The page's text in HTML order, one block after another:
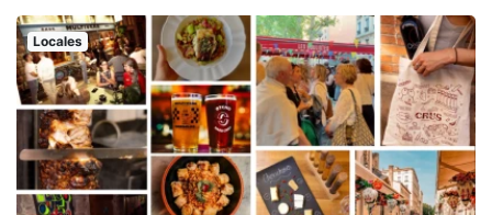
Locales